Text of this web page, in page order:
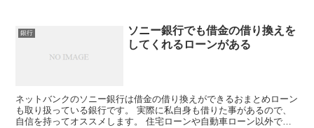
銀行
ソニー銀行でも借金の借り換えを
してくれるローンがある
ネットバンクのソニー銀行は借金の借り換えができるおまとめローン
も取り扱っている銀行です。 実際に私自身も借りた事があるので、
自信を持ってオススメします。 住宅ローンや自動車ローン以外でも